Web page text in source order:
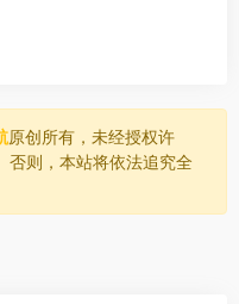
原创所有，未经授权许
否则，本站将依法追究全